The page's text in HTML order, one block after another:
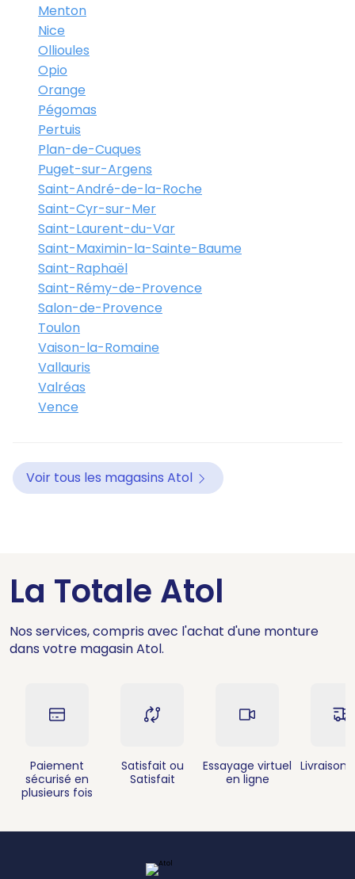
Menton
Nice
Ollioules
Opio
Orange
Pégomas
Pertuis
Plan-de-Cuques
Puget-sur-Argens
Saint-André-de-la-Roche
Saint-Cyr-sur-Mer
Saint-Laurent-du-Var
Saint-Maximin-la-Sainte-Baume
Saint-Raphaël
Saint-Rémy-de-Provence
Salon-de-Provence
Toulon
Vaison-la-Romaine
Vallauris
Valréas
Vence
Voir tous les magasins Atol
La Totale Atol
Nos services, compris avec l'achat d'une monture
dans votre magasin Atol.
Paiement
sécurisé en
plusieurs fois
Satisfait ou
Satisfait
Essayage virtuel
en ligne
Livraison